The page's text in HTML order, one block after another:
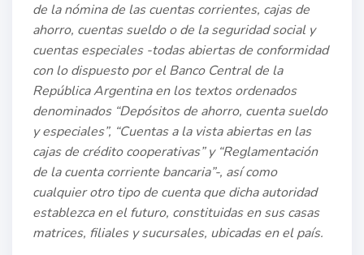
de la nómina de las cuentas corrientes, cajas de
ahorro, cuentas sueldo o de la seguridad social y
cuentas especiales -todas abiertas de conformidad
con lo dispuesto por el Banco Central de la
República Argentina en los textos ordenados
denominados “Depósitos de ahorro, cuenta sueldo
y especiales”, “Cuentas a la vista abiertas en las
cajas de crédito cooperativas” y “Reglamentación
de la cuenta corriente bancaria”-, así como
cualquier otro tipo de cuenta que dicha autoridad
establezca en el futuro, constituidas en sus casas
matrices, filiales y sucursales, ubicadas en el país.